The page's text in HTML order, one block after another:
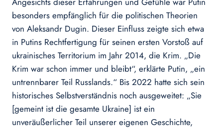
besonders empfänglich für die politischen Theorien
von Aleksandr Dugin. Dieser Einfluss zeigte sich etwa
in Putins Rechtfertigung für seinen ersten Vorstoß auf
ukrainisches Territorium im Jahr 2014, die Krim. „Die
Krim war schon immer und bleibt“, erklärte Putin, „ein
untrennbarer Teil Russlands.“ Bis 2022 hatte sich sein
historisches Selbstverständnis noch ausgeweitet: „Sie
[gemeint ist die gesamte Ukraine] ist ein
unveräußerlicher Teil unserer eigenen Geschichte,